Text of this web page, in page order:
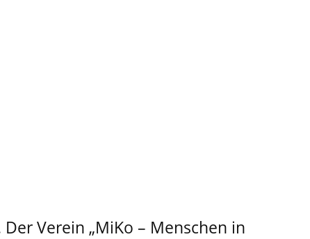
Verein „MiKo – Menschen in